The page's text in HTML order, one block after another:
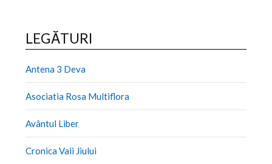
LEGĂTURI
Antena 3 Deva
Asociatia Rosa Multiflora
Avântul Liber
Cronica Vaii Jiului